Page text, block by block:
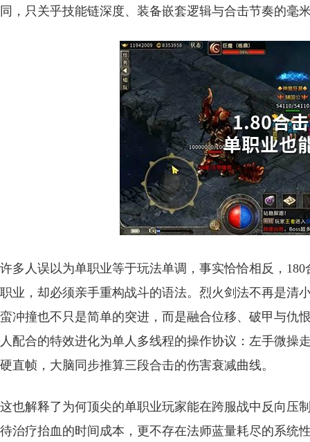
同，只关乎技能链深度、装备嵌套逻辑与合击节奏的毫
许多人误以为单职业等于玩法单调，事实恰恰相反，
职业，却必须亲手重构战斗的语法。烈火剑法不再是清
蛮冲撞也不只是简单的突进，而是融合位移、破甲与仇
人配合的特效进化为单人多线程的操作协议：左手微操
硬直帧，大脑同步推算三段合击的伤害衰减曲线。
这也解释了为何顶尖的单职业玩家能在跨服战中反向压
待治疗抬血的时间成本，更不存在法师蓝量耗尽的系统